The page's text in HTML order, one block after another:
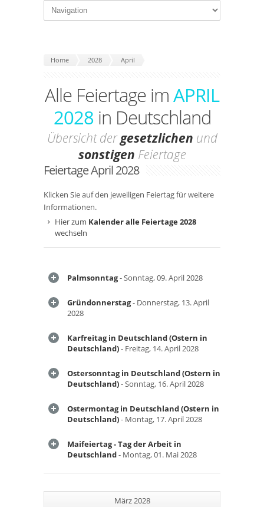
Home 2028 April
Alle Feiertage imAPRIL
2028 in Deutschland
Übersicht dergesetzlichen und
sonstigen Feiertage
Feiertage April 2028
Klicken Sie auf den jeweiligen Feiertag für weitere
Informationen.
Hier zum Kalender alle Feiertage 2028
wechseln
Palmsonntag- Sonntag, 09. April 2028
Gründonnerstag- Donnerstag, 13. April
2028
Karfreitag in Deutschland (Ostern in
Deutschland)- Freitag, 14. April 2028
Ostersonntag in Deutschland (Ostern in
Deutschland)- Sonntag, 16. April 2028
Ostermontag in Deutschland (Ostern in
Deutschland)- Montag, 17. April 2028
Maifeiertag - Tag der Arbeit in
Deutschland- Montag, 01. Mai 2028
März 2028